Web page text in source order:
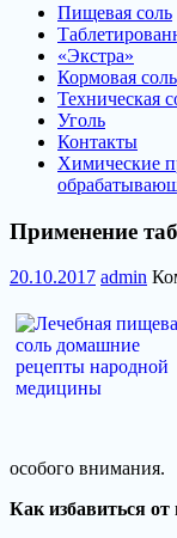
Пищевая соль
«Экстра»
Кормовая соль
Техническая
Уголь
Контакты
Химические
Применение
20.10.2017 admin
особого внимания.
Как избавиться